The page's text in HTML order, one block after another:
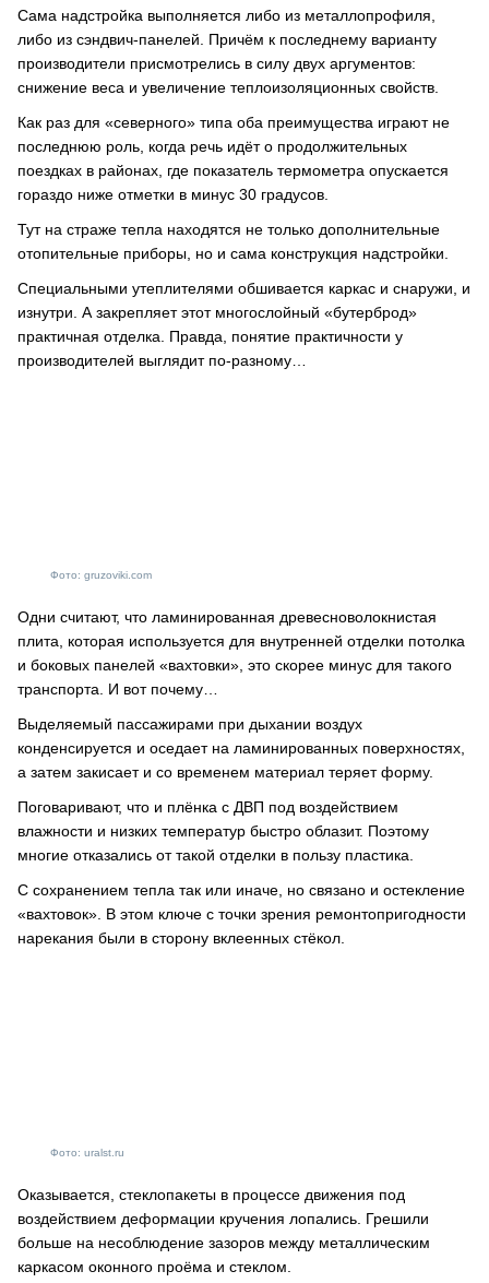
Сама надстройка выполняется либо из металлопрофиля,
либо из сэндвич-панелей. Причём к последнему варианту
производители присмотрелись в силу двух аргументов:
снижение веса и увеличение теплоизоляционных свойств.
Как раз для «северного» типа оба преимущества играют не
последнюю роль, когда речь идёт о продолжительных
поездках в районах, где показатель термометра опускается
гораздо ниже отметки в минус 30 градусов.
Тут на страже тепла находятся не только дополнительные
отопительные приборы, но и сама конструкция надстройки.
Специальными утеплителями обшивается каркас и снаружи, и
изнутри. А закрепляет этот многослойный «бутерброд»
практичная отделка. Правда, понятие практичности у
производителей выглядит по-разному…
Фото: gruzoviki.com
Одни считают, что ламинированная древесноволокнистая
плита, которая используется для внутренней отделки потолка
и боковых панелей «вахтовки», это скорее минус для такого
транспорта. И вот почему…
Выделяемый пассажирами при дыхании воздух
конденсируется и оседает на ламинированных поверхностях,
а затем закисает и со временем материал теряет форму.
Поговаривают, что и плёнка с ДВП под воздействием
влажности и низких температур быстро облазит. Поэтому
многие отказались от такой отделки в пользу пластика.
С сохранением тепла так или иначе, но связано и остекление
«вахтовок». В этом ключе с точки зрения ремонтопригодности
нарекания были в сторону вклеенных стёкол.
Фото: uralst.ru
Оказывается, стеклопакеты в процессе движения под
воздействием деформации кручения лопались. Грешили
больше на несоблюдение зазоров между металлическим
каркасом оконного проёма и стеклом.